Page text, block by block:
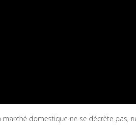
domestique ne se décrète pas,